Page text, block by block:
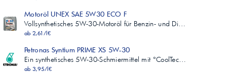
Motoröl UNEX SAE 5W30 ECO F
Vollsynthetisches 5W-30-Motoröl für Benzin- und Di…
ab 2,61/l€
Petronas Syntium PRIME XS 5W-30
Ein synthetisches 5W-30-Schmiermittel mit °CoolTec…
ab 3,95/l€